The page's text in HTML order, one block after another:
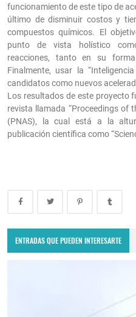
funcionamiento de este tipo de
último de disminuir costos y
compuestos químicos. El
punto de vista holístico
reacciones, tanto en su
Finalmente, usar la
candidatos como nuevos
Los resultados de este proyecto
revista llamada “Proceedings of
(PNAS), la cual está a la
publicación científica como
ENTRADAS QUE PUEDEN INTERESARTE